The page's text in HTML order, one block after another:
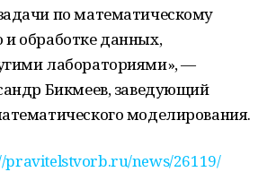
по математическому
обработке данных,
лабораториями», —
Бикмеев, заведующий
моделирования.
pravitelstvorb.ru/news/26119/